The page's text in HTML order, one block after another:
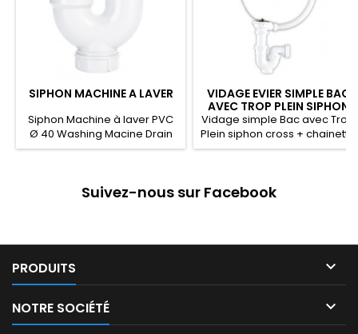
SIPHON MACHINE A LAVER
Siphon Machine à laver PVC
Ø 40 Washing Macine Drain
PVC Ø 40 Ø 40 PVC ركبة خارجية
VIDAGE EVIER SIMPLE BAC
AVEC TROP PLEIN SIPHON
CROSS
Vidage simple Bac avec Trop
Plein siphon cross + chainette
1’’1/2 Single Sink Overflow
ﺑﺴﻴﻂ سيفون كروس مع سليسلة
Suivez-nous sur Facebook
PRODUITS 
NOTRE SOCIÉTÉ 